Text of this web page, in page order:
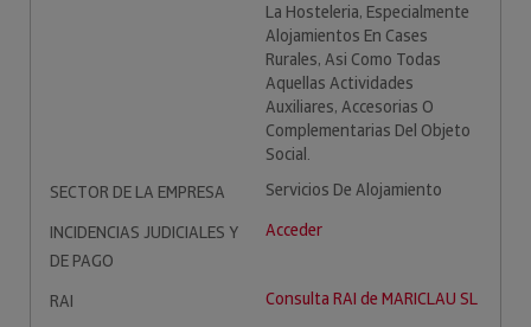
La Hosteleria, Especialmente
Alojamientos En Cases
Rurales, Asi Como Todas
Aquellas Actividades
Auxiliares, Accesorias O
Complementarias Del Objeto
Social.
SECTOR DE LA EMPRESA
Servicios De Alojamiento
INCIDENCIAS JUDICIALES Y
DE PAGO
Acceder
RAI
Consulta RAI de MARICLAU SL